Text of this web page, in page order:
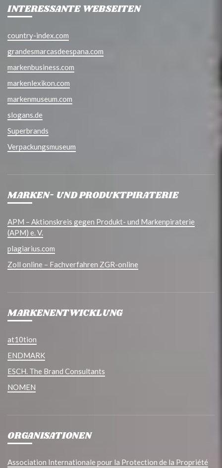
INTERESSANTE WEBSEITEN
country-index.com
grandesmarcasdeespana.com
markenbusiness.com
markenlexikon.com
markenmuseum.com
slogans.de
Superbrands
Verpackungsmuseum
MARKEN- UND PRODUKTPIRATERIE
APM – Aktionskreis gegen Produkt- und Markenpiraterie
(APM) e. V.
plagiarius.com
Zoll online – Fachverfahren ZGR-online
MARKENENTWICKLUNG
at10tion
ENDMARK
ESCH. The Brand Consultants
NOMEN
ORGANISATIONEN
Association Internationale pour la Protection de la Propriété